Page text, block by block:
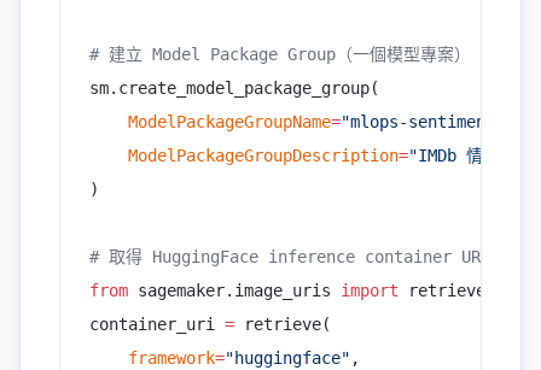
# 建立 Model Package Group（一個模型專案）
sm.create_model_package_group(
    ModelPackageGroupName
="mlops-sentiment-
    ModelPackageGroupDescription
="IMDb 情感分類
)
# 取得 HuggingFace inference container URI
from sagemaker.image_uris import retrieve
container_uri = retrieve(
    framework
="huggingface" ,